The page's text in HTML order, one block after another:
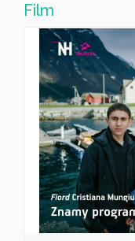
Film